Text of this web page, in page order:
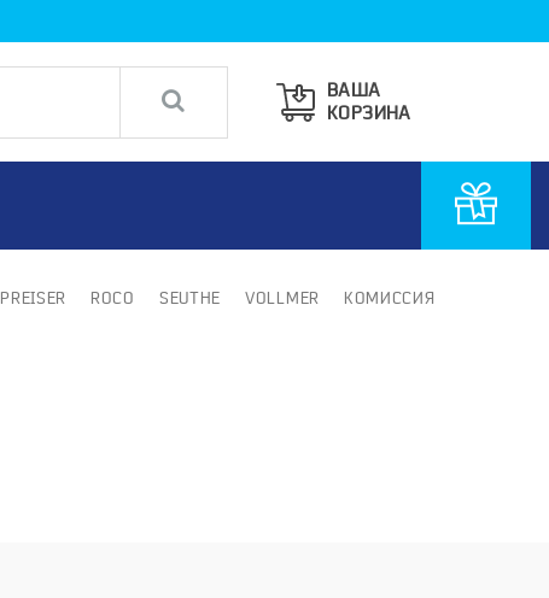
ВАША
КОРЗИНА
PREISER ROCO SEUTHE VOLLMER КОМИССИЯ